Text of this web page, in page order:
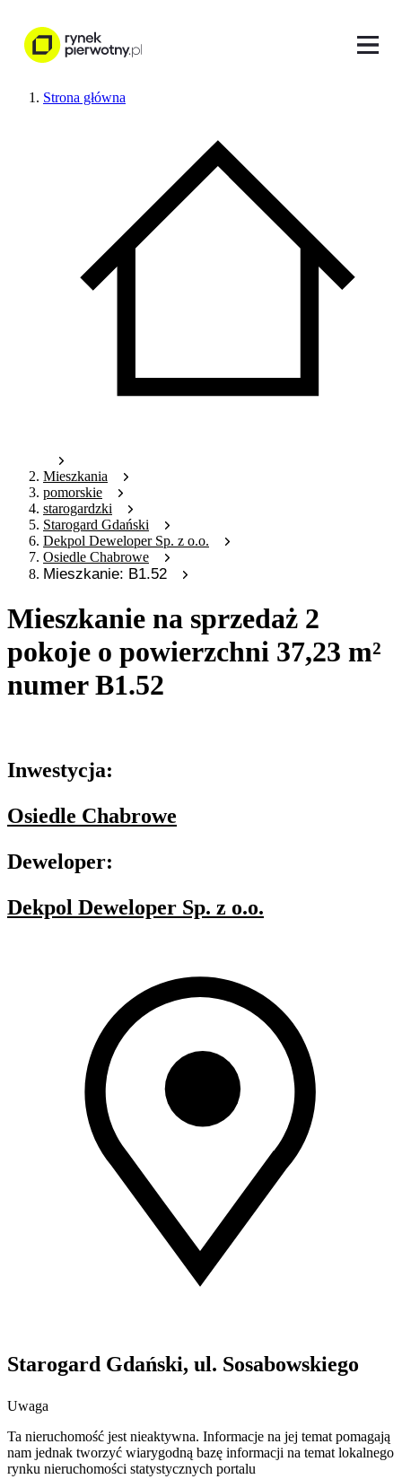
Strona główna
Mieszkania
pomorskie
starogardzki
Starogard Gdański
Dekpol Deweloper Sp. z o.o.
Osiedle Chabrowe
Mieszkanie: B1.52
Mieszkanie na sprzedaż 2
pokoje o powierzchni 37,23 m²
numer B1.52
Inwestycja:
Osiedle Chabrowe
Deweloper:
Dekpol Deweloper Sp. z o.o.
Starogard Gdański, ul. Sosabowskiego
Uwaga
Ta nieruchomość jest nieaktywna. Informacje na jej temat pomagają
nam jednak tworzyć wiarygodną bazę informacji na temat lokalnego
rynku nieruchomości statystycznych portalu